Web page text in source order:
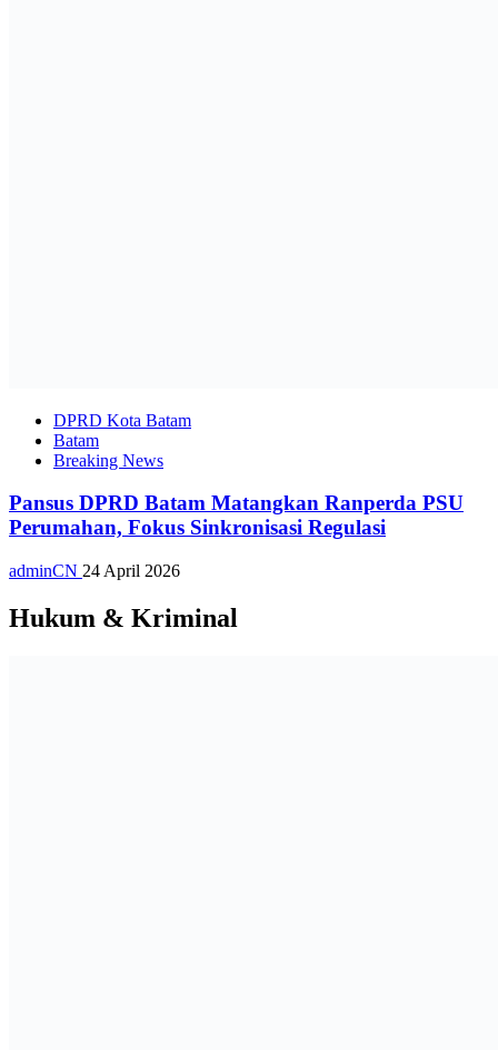
DPRD Kota Batam
Batam
Breaking News
Pansus DPRD Batam Matangkan Ranperda PSU
Perumahan, Fokus Sinkronisasi Regulasi
adminCN 24 April 2026
Hukum & Kriminal